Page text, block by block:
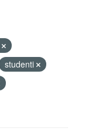
studenti